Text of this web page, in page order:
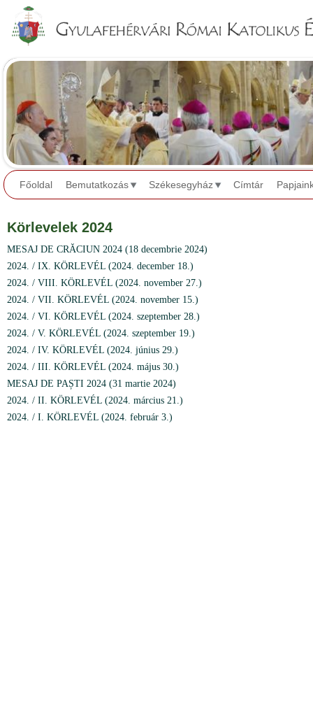
Főoldal Bemutatkozás Székesegyház Címtár
Körlevelek 2024
MESAJ DE CRĂCIUN 2024 (18 decembrie 2024)
2024. / IX. KÖRLEVÉL (2024. december 18.)
2024. / VIII. KÖRLEVÉL (2024. november 27.)
2024. / VII. KÖRLEVÉL (2024. november 15.)
2024. / VI. KÖRLEVÉL (2024. szeptember 28.)
2024. / V. KÖRLEVÉL (2024. szeptember 19.)
2024. / IV. KÖRLEVÉL (2024. június 29.)
2024. / III. KÖRLEVÉL (2024. május 30.)
MESAJ DE PAȘTI 2024 (31 martie 2024)
2024. / II. KÖRLEVÉL (2024. március 21.)
2024. / I. KÖRLEVÉL (2024. február 3.)